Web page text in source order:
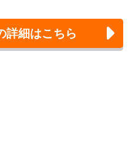
詳細はこちら